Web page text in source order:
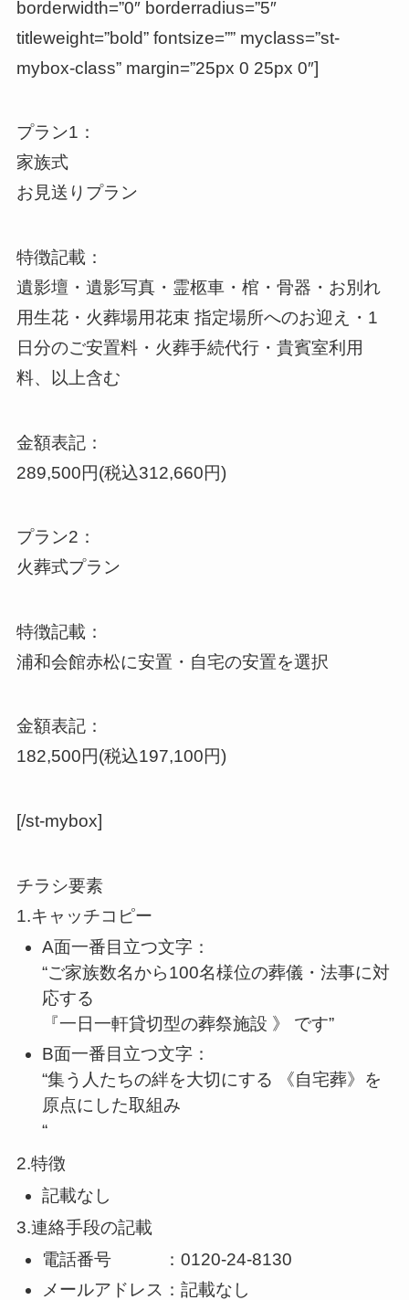
borderwidth=”0″ borderradius=”5″
titleweight=”bold” fontsize=”” myclass=”st-
mybox-class” margin=”25px 0 25px 0″]
プラン1：
家族式
お見送りプラン
特徴記載：
遺影壇・遺影写真・霊柩車・棺・骨器・お別れ
用生花・火葬場用花束 指定場所へのお迎え・1
日分のご安置料・火葬手続代行・貴賓室利用
料、以上含む
金額表記：
289,500円(税込312,660円)
プラン2：
火葬式プラン
特徴記載：
浦和会館赤松に安置・自宅の安置を選択
金額表記：
182,500円(税込197,100円)
[/st-mybox]
チラシ要素
1.キャッチコピー
A面一番目立つ文字：
“ご家族数名から100名様位の葬儀・法事に対
応する
『一日一軒貸切型の葬祭施設 》 です”
B面一番目立つ文字：
“集う人たちの絆を大切にする 《自宅葬》を
原点にした取組み
“
2.特徴
記載なし
3.連絡手段の記載
電話番号 ：0120-24-8130
メールアドレス：記載なし